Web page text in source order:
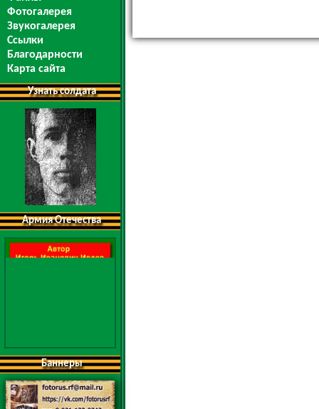
Фотогалерея
Звукогалерея
Ссылки
Благодарности
Карта сайта
Узнать солдата
Армия Отечества
Баннеры